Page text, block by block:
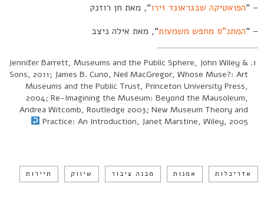
– “הפואטיקה שבגראונד זירו“, מאת חן רוזנק
– “המתנ”ס מחפש משמעות“, מאת אילה ניצב
Jennifer Barrett, Museums and the Public Sphere, John Wiley &
Sons, 2011; James B. Cuno, Neil MacGregor, Whose Muse?: Art
Museums and the Public Trust, Princeton University Press,
2004; Re-Imagining the Museum: Beyond the Mausoleum,
Andrea Witcomb, Routledge 2003; New Museum Theory and
Practice: An Introduction, Janet Marstine, Wiley, 2005
אדריכלות אמנות מבנה ציבור שיווק תיירות